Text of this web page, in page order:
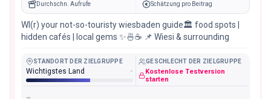
Durchschn. Aufrufe Schätzung pro Beitrag
WI(r) your not-so-touristy wiesbaden guide🏛️ food spots |
hidden cafés | local gems ✨🍜☕️ 📌 Wiesi & surrounding
STANDORT DER ZIELGRUPPE
Wichtigstes Land -
GESCHLECHT DER ZIELGRUPPE
Kostenlose Testversion
starten